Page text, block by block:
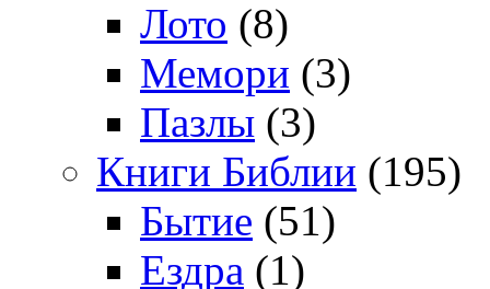
Лото (8)
Мемори (3)
Пазлы (3)
Книги Библии (195)
Бытие (51)
Ездра (1)